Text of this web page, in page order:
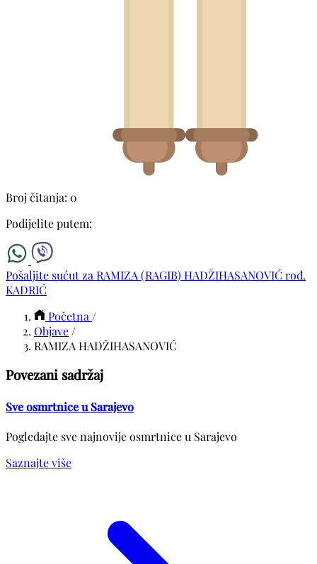
Broj čitanja: 0
Podijelite putem:
Pošaljite sućut za RAMIZA (RAGIB) HADŽIHASANOVIĆ rođ.
KADRIĆ
Početna /
Objave /
RAMIZA HADŽIHASANOVIĆ
Povezani sadržaj
Sve osmrtnice u Sarajevo
Pogledajte sve najnovije osmrtnice u Sarajevo
Saznajte više